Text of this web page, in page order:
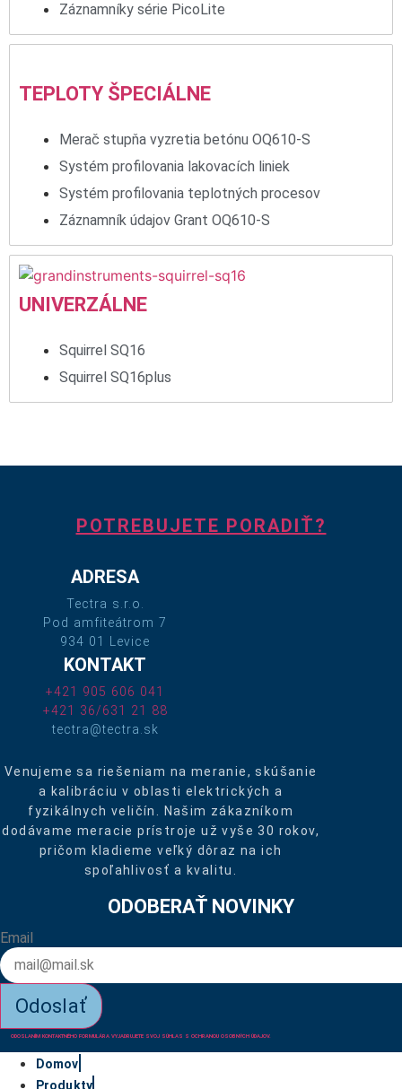
Záznamníky série PicoLite
TEPLOTY ŠPECIÁLNE
Merač stupňa vyzretia betónu OQ610-S
Systém profilovania lakovacích liniek
Systém profilovania teplotných procesov
Záznamník údajov Grant OQ610-S
UNIVERZÁLNE
Squirrel SQ16
Squirrel SQ16plus
POTREBUJETE PORADIŤ?
ADRESA
Tectra s.r.o.
Pod amfiteátrom 7
934 01 Levice
KONTAKT
+421 905 606 041
+421 36/631 21 88
tectra@tectra.sk
Venujeme sa riešeniam na meranie, skúšanie
a kalibráciu v oblasti elektrických a
fyzikálnych veličín. Našim zákazníkom
dodávame meracie prístroje už vyše 30 rokov,
pričom kladieme veľký dôraz na ich
spoľahlivosť a kvalitu.
ODOBERAŤ NOVINKY
Email
Odoslať
ODOSLANÍM KONTAKTNÉHO FORMULÁRA VYJADRUJETE SVOJ SÚHLAS S OCHRANOU OSOBNÝCH ÚDAJOV.
Domov
Produkty